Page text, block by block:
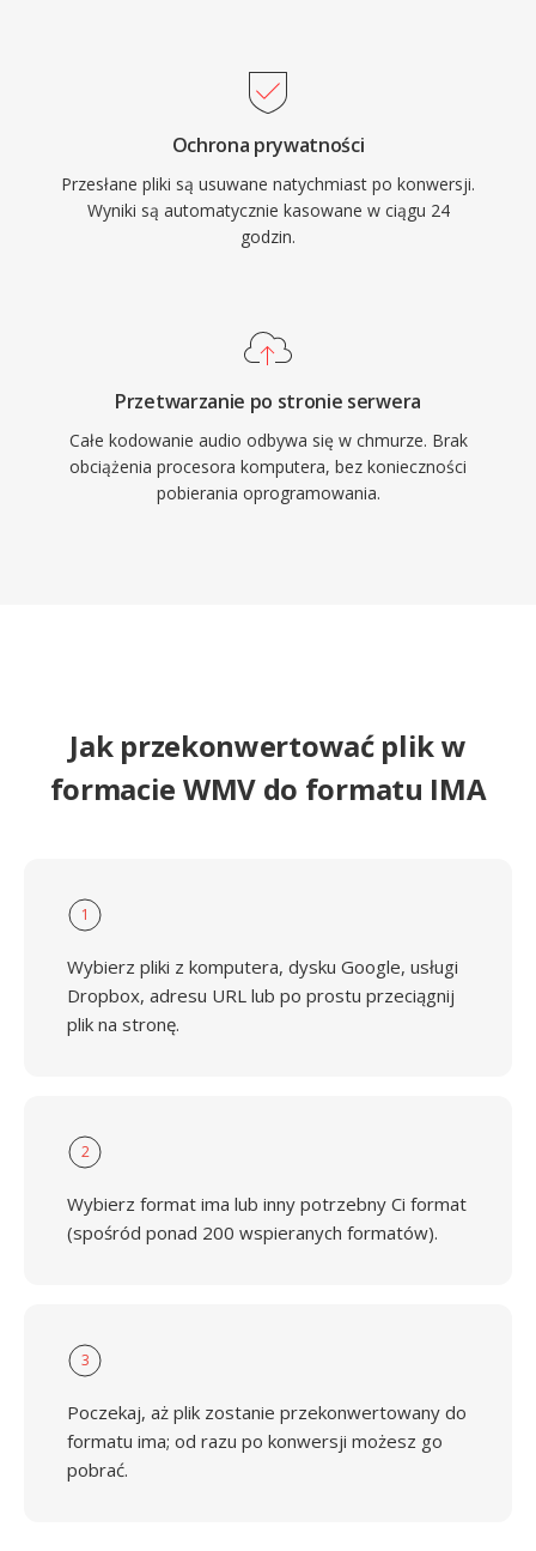
Ochrona prywatności
Przesłane pliki są usuwane natychmiast po konwersji.
Wyniki są automatycznie kasowane w ciągu 24
godzin.
Przetwarzanie po stronie serwera
Całe kodowanie audio odbywa się w chmurze. Brak
obciążenia procesora komputera, bez konieczności
pobierania oprogramowania.
Jak przekonwertować plik w
formacie WMV do formatu IMA
1
Wybierz pliki z komputera, dysku Google, usługi
Dropbox, adresu URL lub po prostu przeciągnij
plik na stronę.
2
Wybierz format ima lub inny potrzebny Ci format
(spośród ponad 200 wspieranych formatów).
3
Poczekaj, aż plik zostanie przekonwertowany do
formatu ima; od razu po konwersji możesz go
pobrać.